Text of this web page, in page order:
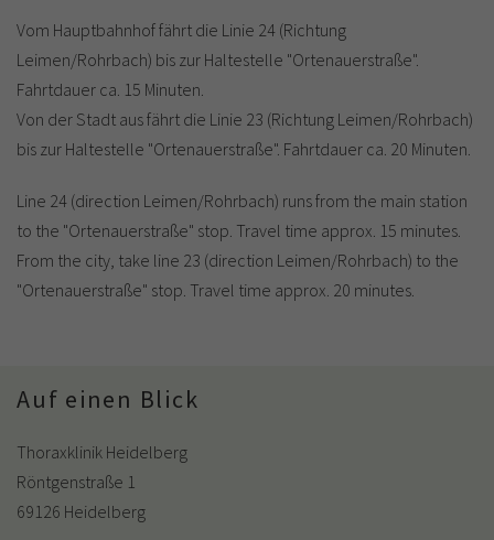
Vom Hauptbahnhof fährt die Linie 24 (Richtung
Leimen/Rohrbach) bis zur Haltestelle "Ortenauerstraße".
Fahrtdauer ca. 15 Minuten.
Von der Stadt aus fährt die Linie 23 (Richtung Leimen/Rohrbach)
bis zur Haltestelle "Ortenauerstraße". Fahrtdauer ca. 20 Minuten.
Line 24 (direction Leimen/Rohrbach) runs from the main station
to the "Ortenauerstraße" stop. Travel time approx. 15 minutes.
From the city, take line 23 (direction Leimen/Rohrbach) to the
"Ortenauerstraße" stop. Travel time approx. 20 minutes.
Auf einen Blick
Thoraxklinik Heidelberg
Röntgenstraße 1
69126 Heidelberg